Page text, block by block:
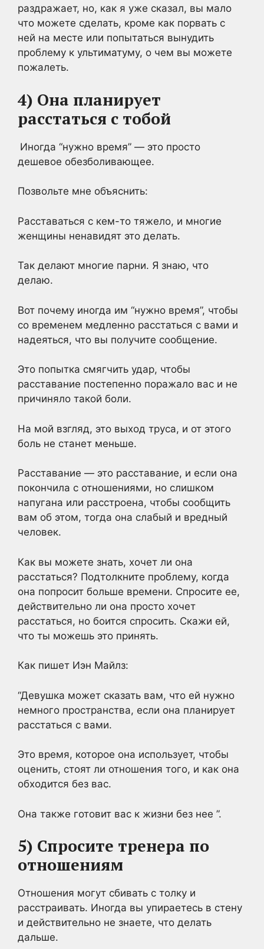
раздражает, но, как я уже сказал, вы мало
что можете сделать, кроме как порвать с
ней на месте или попытаться вынудить
проблему к ультиматуму, о чем вы можете
пожалеть.
4) Она планирует
расстаться с тобой
Иногда “нужно время” — это просто
дешевое обезболивающее.
Позвольте мне объяснить:
Расставаться с кем-то тяжело, и многие
женщины ненавидят это делать.
Так делают многие парни. Я знаю, что
делаю.
Вот почему иногда им “нужно время”, чтобы
со временем медленно расстаться с вами и
надеяться, что вы получите сообщение.
Это попытка смягчить удар, чтобы
расставание постепенно поражало вас и не
причиняло такой боли.
На мой взгляд, это выход труса, и от этого
боль не станет меньше.
Расставание — это расставание, и если она
покончила с отношениями, но слишком
напугана или расстроена, чтобы сообщить
вам об этом, тогда она слабый и вредный
человек.
Как вы можете знать, хочет ли она
расстаться? Подтолкните проблему, когда
она попросит больше времени. Спросите ее,
действительно ли она просто хочет
расстаться, но боится спросить. Скажи ей,
что ты можешь это принять.
Как пишет Иэн Майлз:
“Девушка может сказать вам, что ей нужно
немного пространства, если она планирует
расстаться с вами.
Это время, которое она использует, чтобы
оценить, стоят ли отношения того, и как она
обходится без вас.
Она также готовит вас к жизни без нее ”.
5) Спросите тренера по
отношениям
Отношения могут сбивать с толку и
расстраивать. Иногда вы упираетесь в стену
и действительно не знаете, что делать
дальше.